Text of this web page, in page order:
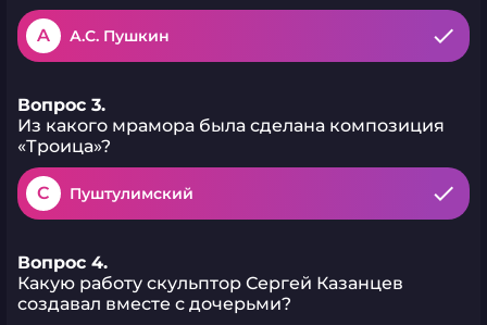
A А.С. Пушкин
Вопрос 3.
Из какого мрамора была сделана композиция
«Троица»?
C Пуштулимский
Вопрос 4.
Какую работу скульптор Сергей Казанцев
создавал вместе с дочерьми?